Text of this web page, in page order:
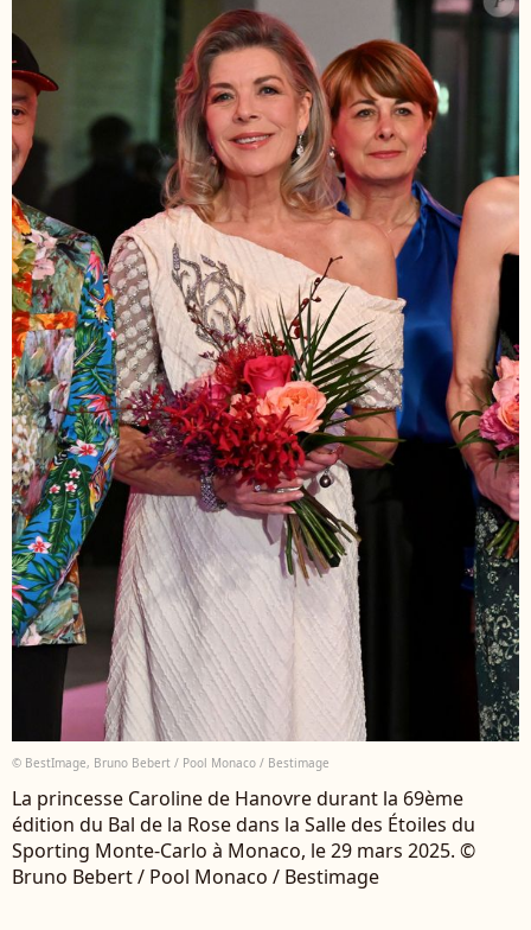
© BestImage, Bruno Bebert / Pool Monaco / Bestimage
La princesse Caroline de Hanovre durant la 69ème
édition du Bal de la Rose dans la Salle des Étoiles du
Sporting Monte-Carlo à Monaco, le 29 mars 2025. ©
Bruno Bebert / Pool Monaco / Bestimage